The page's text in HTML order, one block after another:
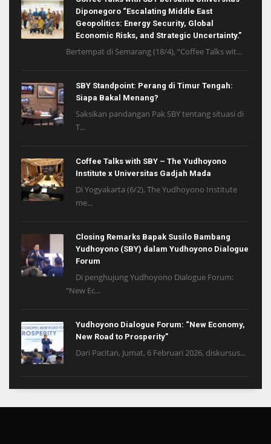
Diponegoro “Escalating Middle East
Geopolitics: Energy Security, Global
Economic Risks, and Strategic Uncertainty.”
Bertempat di Semarang (18/4), “Coffee Talks wit...
SBY Standpoint: Perang di Timur Tengah:
Siapa Bakal Menang?
Saksikan pandangan Pak SBY tentang situasi di
T...
Coffee Talks with SBY – The Yudhoyono
Institute x Universitas Gadjah Mada
Di Yogyakarta (6/2), The Yudhoyono Institute
me...
Closing Remarks Bapak Susilo Bambang
Yudhoyono (SBY) dalam Yudhoyono Dialogue
Forum
Di penghujung Yudhoyono Dialogue Forum:
“New Ec...
Yudhoyono Dialogue Forum: “New Economy,
New Road to Prosperity”
Dari Pacitan, Jumat, 6 Februari 2026, diskursus...